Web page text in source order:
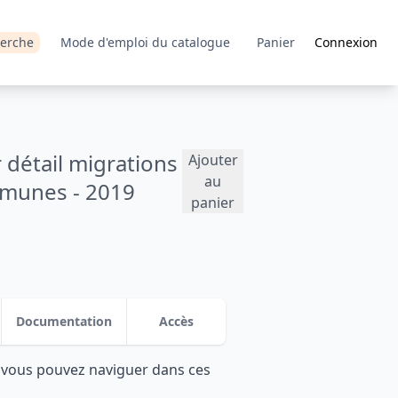
Mode d'emploi du catalogue Panier Connexion
détail migrations
- 2019
Ajouter
au
panier
Documentation Accès
pouvez naviguer dans ces